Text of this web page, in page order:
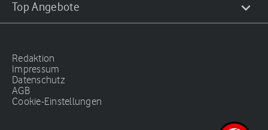
Top Angebote
Redaktion
Impressum
Datenschutz
AGB
Cookie-Einstellungen